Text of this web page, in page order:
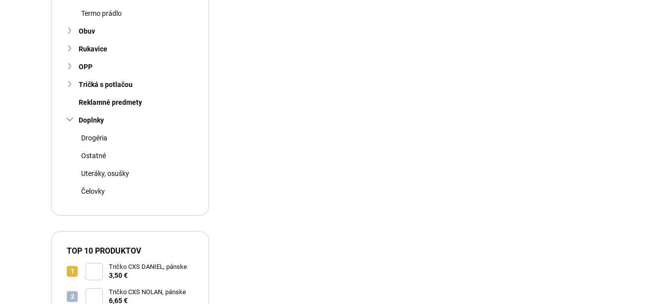
Termo prádlo
Obuv
Rukavice
OPP
Tričká s potlačou
Reklamné predmety
Doplnky
Drogéria
Ostatné
Uteráky, osušky
Čelovky
TOP 10 PRODUKTOV
Tričko CXS DANIEL, pánske
3,50 €
Tričko CXS NOLAN, pánske
6,65 €